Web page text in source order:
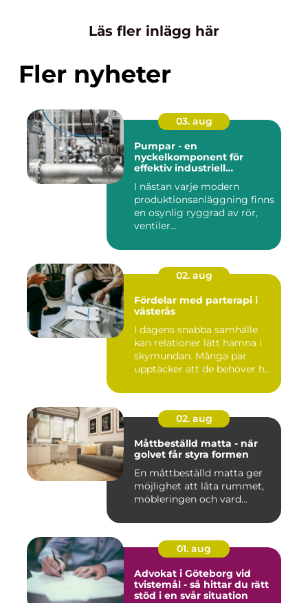
Läs fler inlägg här
Fler nyheter
03. aug
Pumpar - en
nyckelkomponent för
effektiv industriell
I nästan varje modern
produktionsanläggning finns
en osynlig ryggrad av rör,
ventiler...
02. aug
Fördelar med parterapi i
västerås
I dagens snabba samhälle
kan relationer lätt hamna i
skymundan. Många par
upptäcker att de behöver h...
02. aug
Måttbeställd matta - när
golvet får styra formen
En måttbeställd matta ger
möjlighet att låta rummet,
möbleringen och vard...
01. aug
Advokat i Göteborg vid
tvistemål - så hittar du rätt
stöd i en svår situation